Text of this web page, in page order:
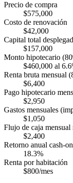
Precio de compra
$575,000
Costo de renovación
$42,000
Capital total
$157,000
Monto hipotecario
$460,000 al
Renta bruta mensual
$6,400
Pago hipotecario
$2,950
Gastos mensuales
$1,050
Flujo de caja mensual
$2,400
Retorno anual cash-
18.3%
Renta por habitación
$800/mes